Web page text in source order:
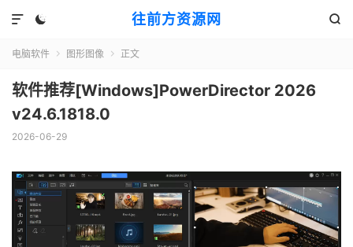
往前方资源网
 

电脑软件  图形图像  正文
软件推荐[Windows]PowerDirector 2026
v24.6.1818.0
2026-06-29